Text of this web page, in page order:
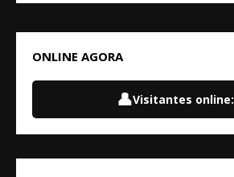
ONLINE AGORA
👤Visitantes online: